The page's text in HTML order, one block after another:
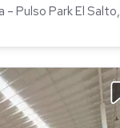
Pulso Park El Salto,